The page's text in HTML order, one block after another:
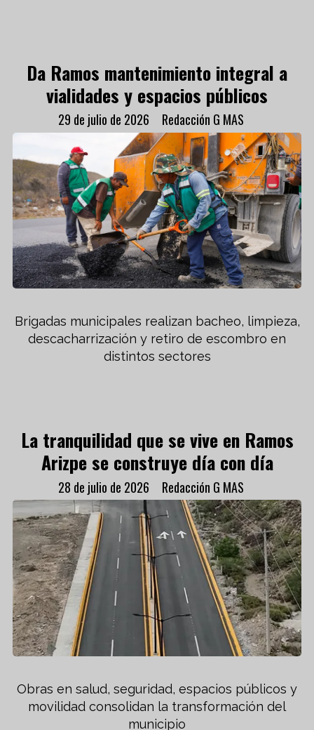
Da Ramos mantenimiento integral a
vialidades y espacios públicos
Redacción G MAS
29 de julio de 2026
Brigadas municipales realizan bacheo, limpieza,
descacharrización y retiro de escombro en
distintos sectores
La tranquilidad que se vive en Ramos
Arizpe se construye día con día
Redacción G MAS
28 de julio de 2026
Obras en salud, seguridad, espacios públicos y
movilidad consolidan la transformación del
municipio